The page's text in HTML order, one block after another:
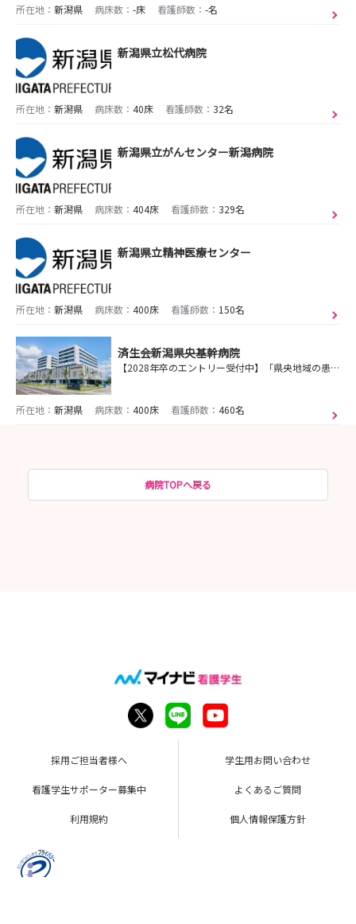
所在地： 新潟県 病床数： -床 看護師数： -名
新潟県立松代病院
所在地： 新潟県 病床数： 40床 看護師数： 32名
新潟県立がんセンター新潟病院
所在地： 新潟県 病床数： 404床 看護師数： 329名
新潟県立精神医療センター
所在地： 新潟県 病床数： 400床 看護師数： 150名
済生会新潟県央基幹病院
【2028年卒のエントリー受付中】「県央地域の患者を県央で診る」～地域とともに地域の医療を守り抜く～／2024年3月新設／2交代制／平均残業時間6h／ICT医療
所在地： 新潟県 病床数： 400床 看護師数： 460名
病院TOPへ戻る
採用ご担当者様へ 学生用お問い合わせ
看護学生サポーター募集中 よくあるご質問
利用規約 個人情報保護方針